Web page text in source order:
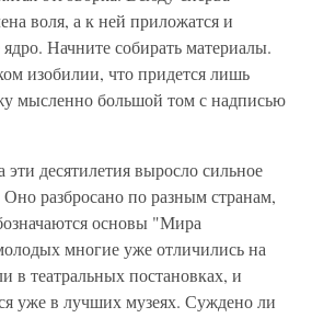
воля, а к ней приложатся и
Начните собирать материалы.
изобилии, что придется лишь
мысленно большой том с надписью
десятилетия выросло сильное
разбросано по разным странам,
основы "Мира
многие уже отличились на
в театральных постановках, и
уже в лучших музеях. Суждено ли